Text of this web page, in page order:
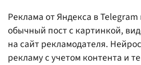
Реклама от Яндекса в Telegram
обычный пост с картинкой,
на сайт рекламодателя.
рекламу с учетом контента и